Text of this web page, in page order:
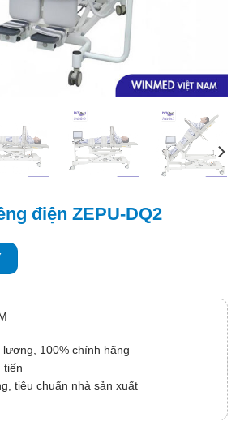
điện ZEPU-DQ2
100% chính hãng
tiến
tiêu chuẩn nhà sản xuất